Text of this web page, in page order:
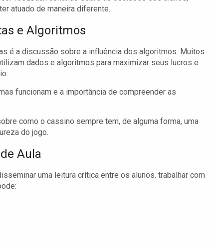
atuado de maneira diferente.
e Algoritmos
é a discussão sobre a influência dos algoritmos. Muitos
dados e algoritmos para maximizar seus lucros e
funcionam e a importância de compreender as
como o cassino sempre tem, de alguma forma, uma
do jogo.
Aula
uma leitura crítica entre os alunos. trabalhar com